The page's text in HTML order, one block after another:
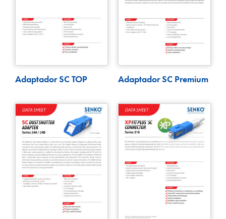
Adaptador SC TOP Adaptador SC Premium